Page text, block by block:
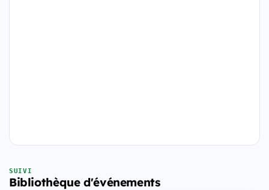
SUIVI
Bibliothèque d'événements